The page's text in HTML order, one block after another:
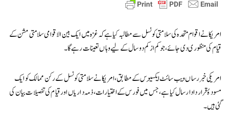
امریکا نے اقوام متحدہ کی سلامتی کونسل سے مطالبہ کیا ہے کہ غزہ میں ایک بین الاقوامی سلامتی مشن کے
قیام کی منظوری دی جائے، جو کم از کم دو سال کے لیے وہاں تعینات رہے گا۔
امریکی خبررساں ویب سائٹ ایکسِیوس کے مطابق، امریکا نے سلامتی کونسل کے رکن ممالک کو ایک
مسودۂ قرارداد ارسال کیا ہے، جس میں فورس کے اختیارات، ذمہ داریاں اور قیام کی تفصیلات بیان کی
گئی ہیں۔